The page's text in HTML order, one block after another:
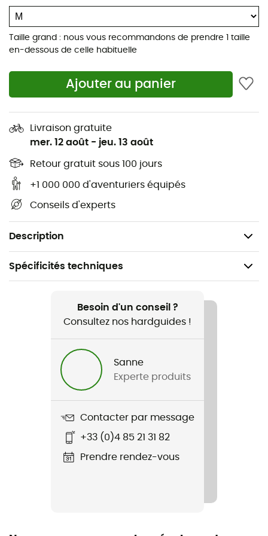
Taille grand : nous vous recommandons de prendre 1 taille
en-dessous de celle habituelle
Ajouter au panier
Livraison gratuite
mer. 12 août - jeu. 13 août
Retour gratuit sous 100 jours
+1 000 000 d'aventuriers équipés
Conseils d'experts
Description
liberté de mouvement incomparable.
Préparez-vous à affronter les éléments avec style et
sérénité !
synthétique Stratus™ au niveau de la capuche et
des poignets
intempéries et à l'usure
capuche amovible
le bout des doigts
Col doublé en polaire doux et agréable
Spécificités techniques
Randonnée / Trekking / Alpinisme / Sports d'hiver
Nom du produit
Ascent Jacket
Besoin d'un conseil ?
Consultez nos hardguides !
Sanne
Experte produits
Contacter par message
+33 (0)4 85 21 31 82
Prendre rendez-vous